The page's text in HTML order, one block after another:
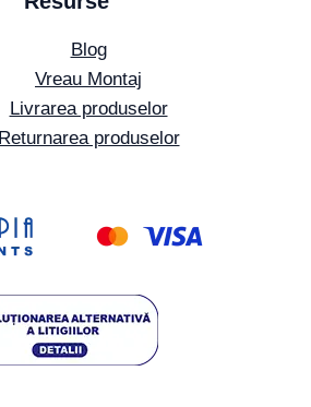
Blog
Vreau Montaj
Livrarea produselor
Returnarea produselor